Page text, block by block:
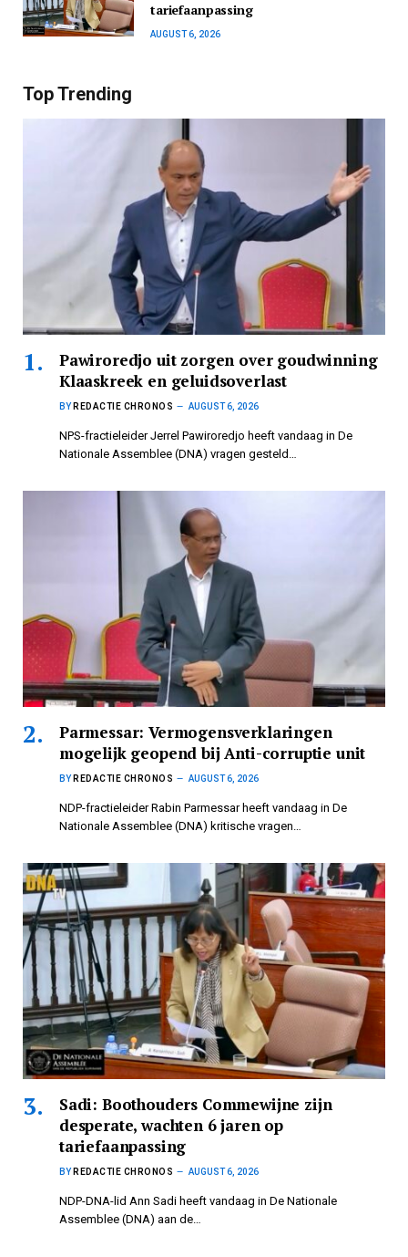
tariefaanpassing
AUGUST 6, 2026
Top Trending
Pawiroredjo uit zorgen over goudwinning
Klaaskreek en geluidsoverlast
BY REDACTIE CHRONOS AUGUST 6, 2026
NPS-fractieleider Jerrel Pawiroredjo heeft vandaag in De
Nationale Assemblee (DNA) vragen gesteld…
Parmessar: Vermogensverklaringen
mogelijk geopend bij Anti-corruptie unit
BY REDACTIE CHRONOS AUGUST 6, 2026
NDP-fractieleider Rabin Parmessar heeft vandaag in De
Nationale Assemblee (DNA) kritische vragen…
Sadi: Boothouders Commewijne zijn
desperate, wachten 6 jaren op
tariefaanpassing
BY REDACTIE CHRONOS AUGUST 6, 2026
NDP-DNA-lid Ann Sadi heeft vandaag in De Nationale
Assemblee (DNA) aan de…